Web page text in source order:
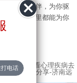
温情的陪伴，为你驱
多久，这里都能为你
来。
荐 在济南看心理疾病去
家好 消息分享-济南远